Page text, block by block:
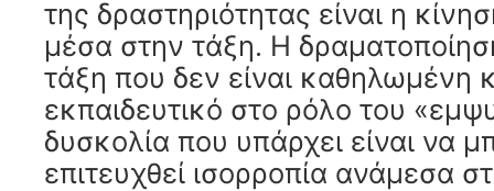
της δραστηριότητας είναι η
μέσα στην τάξη. Η
τάξη που δεν είναι καθηλωμένη
εκπαιδευτικό στο ρόλο του
δυσκολία που υπάρχει είναι να
επιτευχθεί ισορροπία ανάμεσα